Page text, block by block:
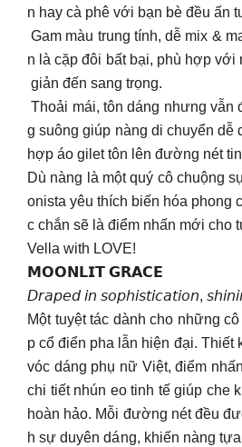
n hay cà phê với bạn bè đều ấn
Gam màu trung tính, dễ mix &
n là cặp đôi bất bại, phù hợp với
giản đến sang trọng.
Thoải mái, tôn dáng nhưng vẫn
g suông giúp nàng di chuyển dễ
hợp áo gilet tôn lên đường nét
Dù nàng là một quý cô chuộng
onista yêu thích biến hóa phong
c chắn sẽ là điểm nhấn mới cho
Vella with LOVE!
𝗠𝗢𝗢𝗡𝗟𝗜𝗧 𝗚𝗥𝗔𝗖𝗘
𝘋𝘳𝘢𝘱𝘦𝘥 𝘪𝘯 𝘴𝘰𝘱𝘩𝘪𝘴𝘵𝘪𝘤𝘢𝘵𝘪𝘰𝘯,
Một tuyệt tác dành cho những
p cổ điển pha lẫn hiện đại. Thiết
vóc dáng phụ nữ Việt, điểm
chi tiết nhún eo tinh tế giúp che
hoàn hảo. Mỗi đường nét đều
h sự duyên dáng, khiến nàng